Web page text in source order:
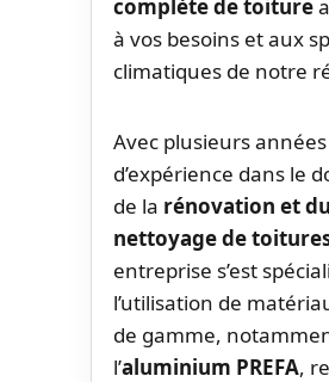
complète de toiture
à vos besoins et aux
climatiques de notre
Avec plusieurs années
d’expérience dans le
de la rénovation et du
nettoyage de
entreprise s’est
l’utilisation de
de gamme,
l’aluminium PREFA,